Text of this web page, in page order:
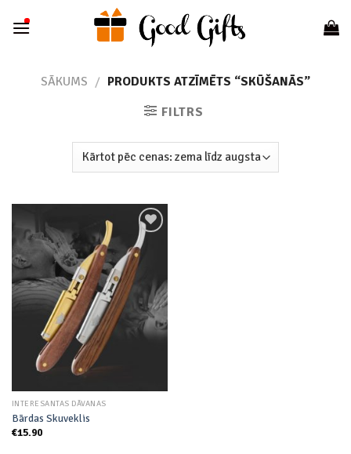
SĀKUMS / PRODUKTS ATZĪMĒTS “SKŪŠANĀS”
FILTRS
Add to
wishlist
INTERESANTAS DĀVANAS
Bārdas Skuveklis
€15.90